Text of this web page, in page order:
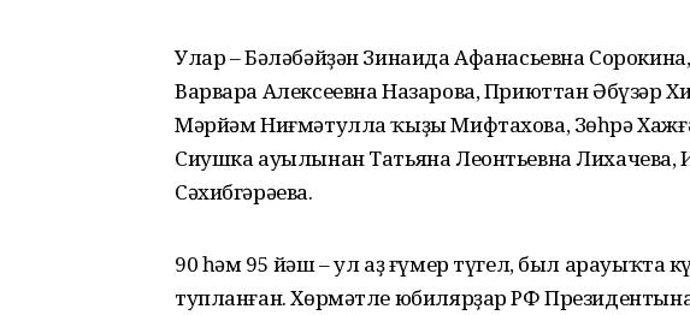
Улар – Бәләбәйҙән Зинаида Афанасьевна
Варвара Алексеевна Назарова, Приюттан Әбүзәр
Мәрйәм Ниғмәтулла ҡыҙы Мифтахова, Зөһрә
Сиушка ауылынан Татьяна Леонтьевна
Сәхибгәрәева.
90 һәм 95 йәш – ул аҙ ғүмер түгел, был арауыҡта
тупланған. Хөрмәтле юбилярҙар РФ